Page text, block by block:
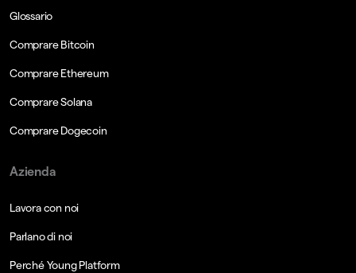
Glossario
Comprare Bitcoin
Comprare Ethereum
Comprare Solana
Comprare Dogecoin
Azienda
Lavora con noi
Parlano di noi
Perché Young Platform